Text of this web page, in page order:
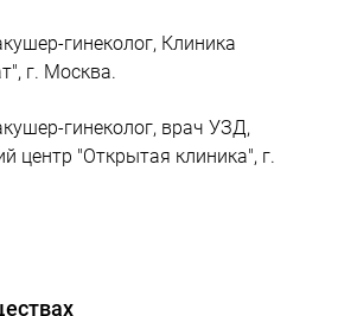
гинеколог, Клиника
г. Москва.
гинеколог, врач УЗД,
центр "Открытая клиника", г.